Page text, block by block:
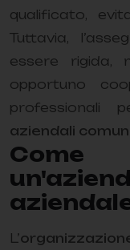
qualificato,
Tuttavia,
essere rigida,
opportuno
professionali
aziendali
Come
L’